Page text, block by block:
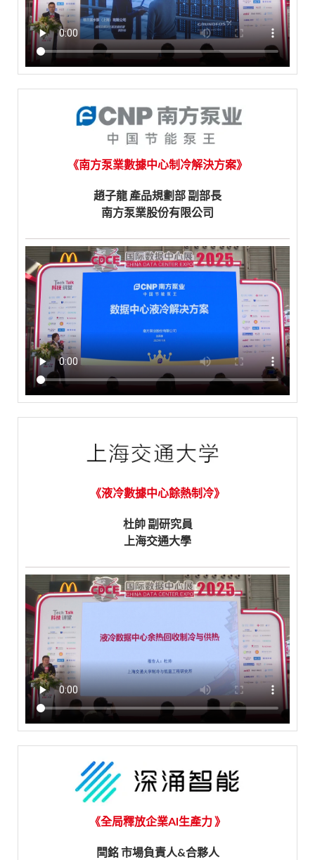
《南方泵業數據中心制冷解決方案》
趙子龍 產品規劃部 副部長
南方泵業股份有限公司
《液冷數據中心餘熱制冷》
杜帥 副研究員
上海交通大學
《全局釋放企業AI生產力 》
閆銘 市場負責人&合夥人